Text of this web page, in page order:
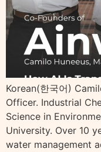
Korean(한국어)
Officer. Industrial
Science in
University. Over 10
water management